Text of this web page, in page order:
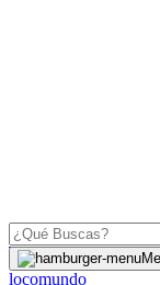
OJO
locomundo